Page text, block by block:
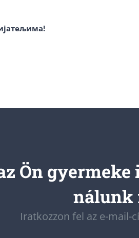
Ön
nálunk
Iratkozzon fel az e-mail-